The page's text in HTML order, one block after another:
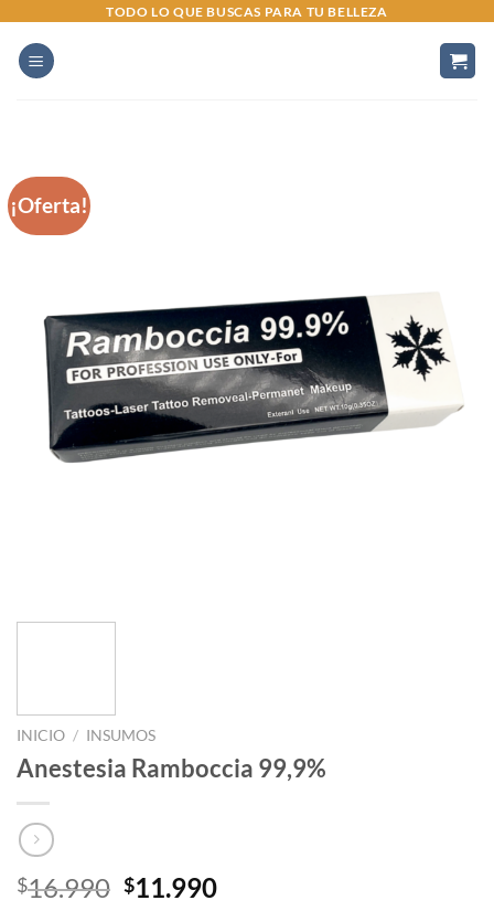
contenido
TODO LO QUE BUSCAS PARA TU BELLEZA
¡Oferta!
INICIO / INSUMOS
Anestesia Ramboccia 99,9%
$16.990 El
$11.990El